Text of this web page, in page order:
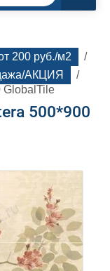
200 руб./м2
  /
АКЦИЯ
  /
GlobalTile
500*900